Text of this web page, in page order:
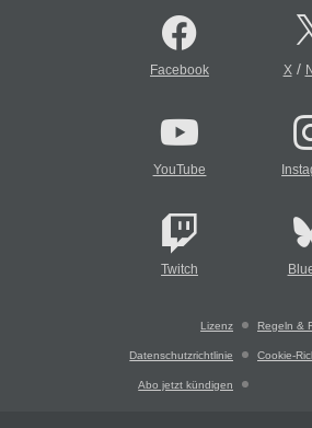
Facebook X/
YouTube
Twitch
Lizenz Regeln &
Datenschutzrichtlinie Cookie-
Abo jetzt kündigen